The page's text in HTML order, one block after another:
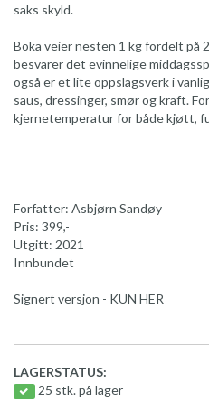
saks skyld.
Boka veier nesten 1 kg fordelt på
besvarer det evinnelige
også er et lite oppslagsverk i
saus, dressinger, smør og kraft.
kjernetemperatur for både kjøtt,
Forfatter: Asbjørn Sandøy
Pris: 399,-
Utgitt: 2021
Innbundet
Signert versjon - KUN HER
LAGERSTATUS:
25 stk. på lager